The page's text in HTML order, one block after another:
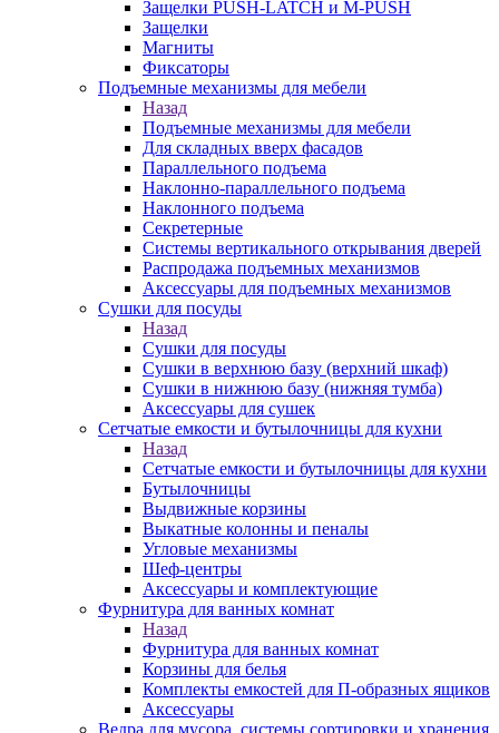
Защелки PUSH-LATCH и M-PUSH
Защелки
Магниты
Фиксаторы
Подъемные механизмы для мебели
Назад
Подъемные механизмы для мебели
Для складных вверх фасадов
Параллельного подъема
Наклонно-параллельного подъема
Наклонного подъема
Секретерные
Системы вертикального открывания дверей
Распродажа подъемных механизмов
Аксессуары для подъемных механизмов
Сушки для посуды
Назад
Сушки для посуды
Сушки в верхнюю базу (верхний шкаф)
Сушки в нижнюю базу (нижняя тумба)
Аксессуары для сушек
Сетчатые емкости и бутылочницы для кухни
Назад
Сетчатые емкости и бутылочницы для кухни
Бутылочницы
Выдвижные корзины
Выкатные колонны и пеналы
Угловые механизмы
Шеф-центры
Аксессуары и комплектующие
Фурнитура для ванных комнат
Назад
Фурнитура для ванных комнат
Корзины для белья
Комплекты емкостей для П-образных ящиков
Аксессуары
Ведра для мусора, системы сортировки и хранения